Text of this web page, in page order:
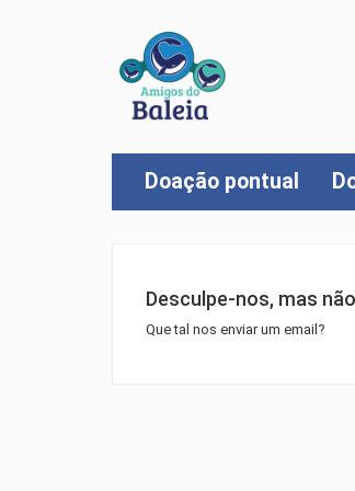
Doação pontual
Desculpe-nos, mas
Que tal nos enviar um email?